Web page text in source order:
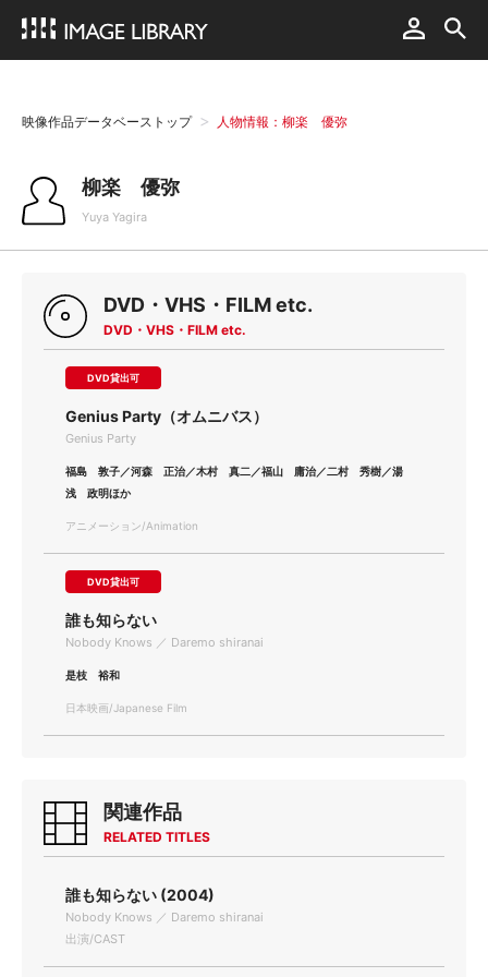
映像作品データベーストップ 人物情報：柳楽 優弥
柳楽 優弥
Yuya Yagira
DVD・VHS・FILM etc.
DVD・VHS・FILM etc.
DVD貸出可
Genius Party（オムニバス）
Genius Party
福島 敦子／河森 正治／木村 真二／福山 庸治／二村 秀樹／湯
浅 政明ほか
アニメーション/Animation
DVD貸出可
誰も知らない
Nobody Knows ／ Daremo shiranai
是枝 裕和
日本映画/Japanese Film
関連作品
RELATED TITLES
誰も知らない (2004)
Nobody Knows ／ Daremo shiranai
出演/CAST